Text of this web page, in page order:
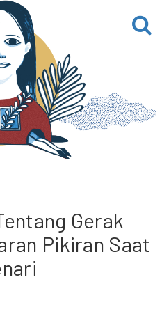
Gerak
Pikiran Saat